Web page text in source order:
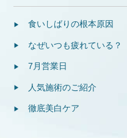
食いしばりの根本原因
なぜいつも疲れている？
7月営業日
人気施術のご紹介
徹底美白ケア